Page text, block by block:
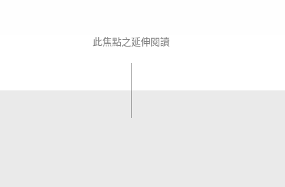
此焦點之延伸閱讀